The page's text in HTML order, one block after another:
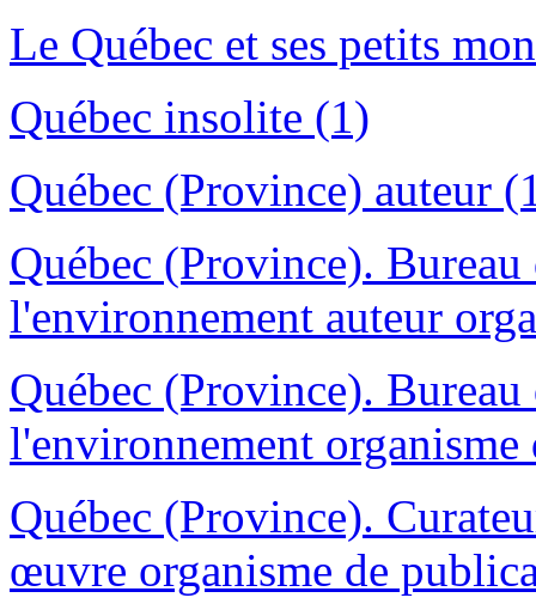
Le Québec et ses petits
Québec insolite (1)
Québec (Province) auteur
Québec (Province).
l'environnement auteur
Québec (Province).
l'environnement
Québec (Province).
œuvre organisme de